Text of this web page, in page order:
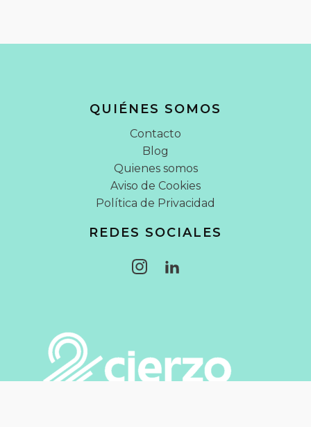
QUIÉNES SOMOS
Contacto
Blog
Quienes somos
Aviso de Cookies
Política de Privacidad
REDES SOCIALES